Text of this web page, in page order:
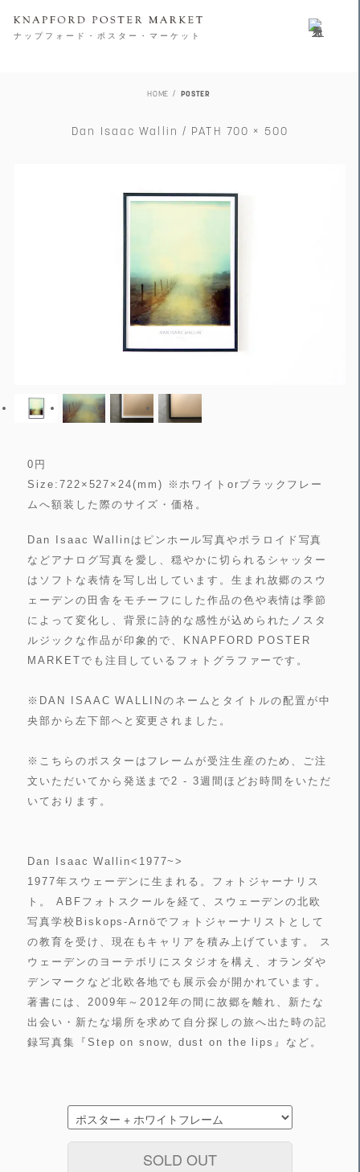
ナップフォード・ポスター・マーケット
HOME POSTER
Dan Isaac Wallin / PATH 700 × 500
0 円
Size:722×527×24(mm) ※ホワイトorブラックフレー
ムへ額装した際のサイズ・価格。
Dan Isaac Wallinはピンホール写真やポラロイド写真
などアナログ写真を愛し、穏やかに切られるシャッター
はソフトな表情を写し出しています。生まれ故郷のスウ
ェーデンの田舎をモチーフにした作品の色や表情は季節
によって変化し、背景に詩的な感性が込められたノスタ
ルジックな作品が印象的で、KNAPFORD POSTER
MARKETでも注目しているフォトグラファーです。
※DAN ISAAC WALLINのネームとタイトルの配置が中
央部から左下部へと変更されました。
※こちらのポスターはフレームが受注生産のため、ご注
文いただいてから発送まで2 - 3週間ほどお時間をいただ
いております。
Dan Isaac Wallin<1977~>
1977年スウェーデンに生まれる。フォトジャーナリス
ト。 ABFフォトスクールを経て、スウェーデンの北欧
写真学校Biskops-Arnöでフォトジャーナリストとして
の教育を受け、現在もキャリアを積み上げています。 ス
ウェーデンのヨーテボリにスタジオを構え、オランダや
デンマークなど北欧各地でも展示会が開かれています。
著書には、2009年～2012年の間に故郷を離れ、新たな
出会い・新たな場所を求めて自分探しの旅へ出た時の記
録写真集『Step on snow, dust on the lips』など。
SOLD OUT